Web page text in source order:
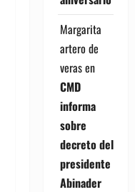
Margarita
artero de
verasen
CMD
informa
sobre
decreto del
presidente
Abinader